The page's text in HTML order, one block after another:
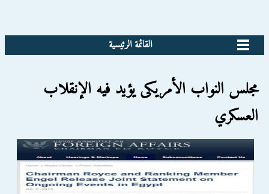
القائمة الرئيسية
مجلس النواب الأمريكى يؤيد فيه الإنقلاب
العسكري